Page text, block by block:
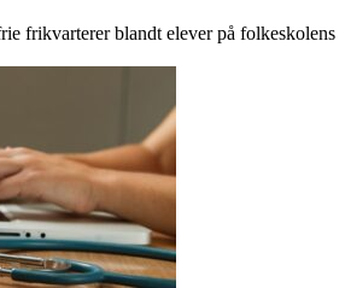
frikvarterer blandt elever på folkeskolens